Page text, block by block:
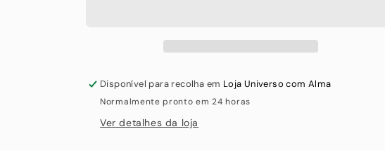
Disponível para recolha em Loja Universo com Alma
Normalmente pronto em 24 horas
Ver detalhes da loja